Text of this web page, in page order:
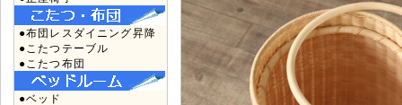
●布団レスダイニング昇降
●こたつテーブル
●こたつ布団
●ベッド